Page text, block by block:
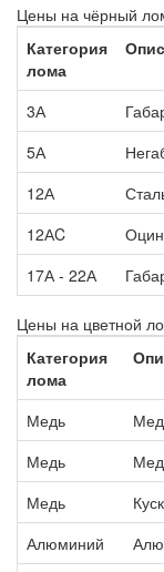
Цены на чёрный
Категория
лома
3А
5А
12А
12АC
17А - 22А
Цены на цветной
Категория
лома
Медь
Медь
Медь
Алюминий